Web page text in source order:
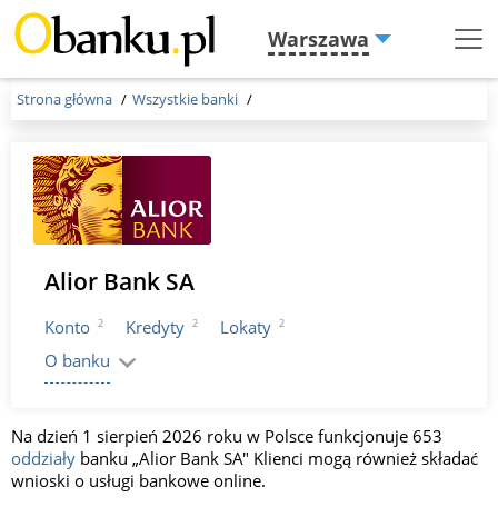
Warszawa
Menu
Strona główna Wszystkie banki
Alior Bank SA
Konto 2 Kredyty 2 Lokaty 2
O banku
Na dzień 1 sierpień 2026 roku w Polsce funkcjonuje 653
oddziały banku „Alior Bank SA" Klienci mogą również składać
wnioski o usługi bankowe online.